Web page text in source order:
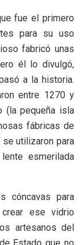
fue el primero
para su uso
fabricó unas
él lo divulgó,
a la historia.
entre 1270 y
(la pequeña isla
fábricas de
utilizaron para
esmerilada
cóncavas para
ese vidrio
artesanos del